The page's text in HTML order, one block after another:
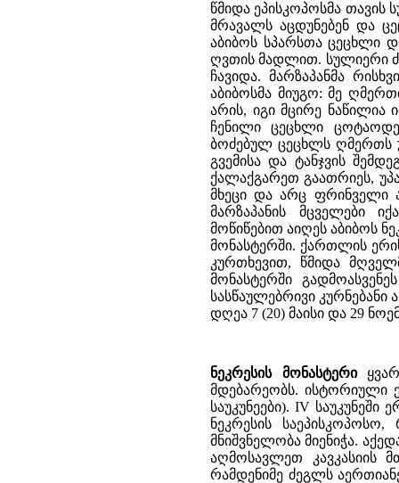
წმიდა ეპისკოპოსმა
მრავალს აცდუნებენ და
აბიბოს სპარსთა ცეცხლი
ღვთის მადლით. სულიერი
ჩავიდა. მარზაპანმა
აბიბოსმა მიუგო: მე
არის, იგი მცირე ნაწილია
ჩენილი ცეცხლი
ბოძებულ ცეცხლს ღმერთს
გვემისა და ტანჯვის
ქალაქგარეთ გაათრიეს,
მხეცი და არც ფრინველი
მარზაპანის მცველები
მოწიწებით აიღეს აბიბოს
მონასტერში. ქართლის
კურთხევით, წმიდა
მონასტერში
სასწაულებრივი
დღეა 7 (20) მაისი და 29
ნეკრესის მონასტერი
მდებარეობს. ისტორიული
საუკუნეები). IV
ნეკრესის
მნიშვნელობა მიენიჭა.
აღმოსავლეთ კავკასიის
რამდენიმე ძეგლს